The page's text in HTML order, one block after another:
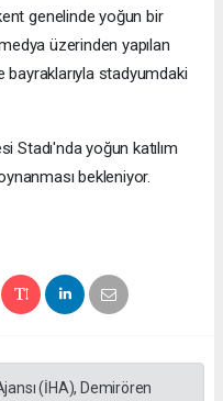
genelinde yoğun bir
üzerinden yapılan
stadyumdaki
Stadı'nda yoğun katılım
bekleniyor.
(İHA), Demirören